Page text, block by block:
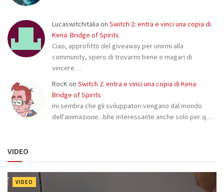
Lucaswitchitalia on Switch 2: entra e vinci una copia di
Kena: Bridge of Spirits
Ciao, approfitto del giveaway per unirmi alla
community, spero di trovarmi bene e magari di
vincere…
RocKon Switch 2: entra e vinci una copia di Kena:
Bridge of Spirits
mi sembra che gli sviluppatori vengano dal mondo
dell'animazione...bhe interessante anche solo per q…
VIDEO
VIDEO